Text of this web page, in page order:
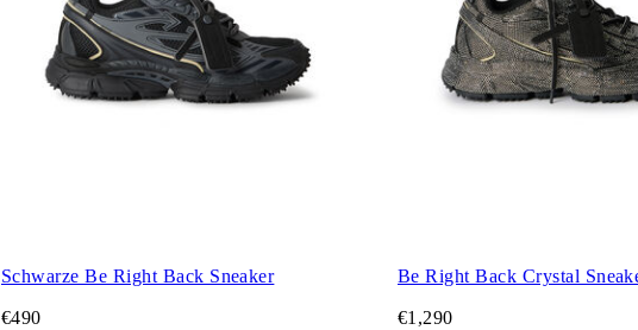
Schwarze Be Right Back Sneaker
€490
Be Right Back Crystal
€1,290